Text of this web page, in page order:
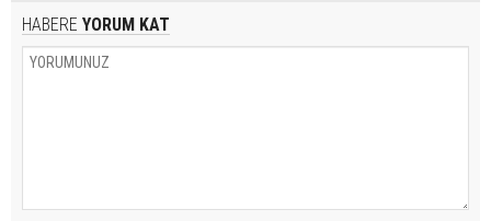
HABERE YORUM KAT